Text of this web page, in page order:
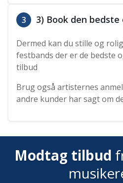
3 3) Book den bedste
Dermed kan du stille og
festbands der er de bedste
tilbud
Brug også artisternes
andre kunder har sagt om
Modtag tilbud